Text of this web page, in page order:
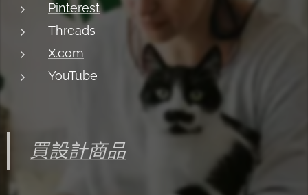
Pinterest
Threads
X.com
YouTube
買設計商品